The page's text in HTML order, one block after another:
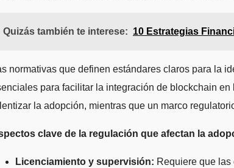
Quizás también te interese: 10 Estrategias
normativas que definen estándares claros para la
para facilitar la integración de blockchain
la adopción, mientras que un marco
clave de la regulación que afectan la
Licenciamiento y supervisión: Requiere que